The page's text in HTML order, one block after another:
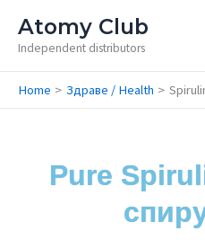
content
Atomy Club
Independent distributors
Home Здраве / Health
Pure